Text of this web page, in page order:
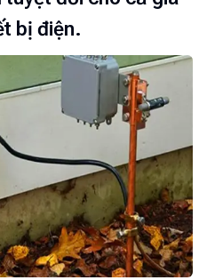
bị điện.